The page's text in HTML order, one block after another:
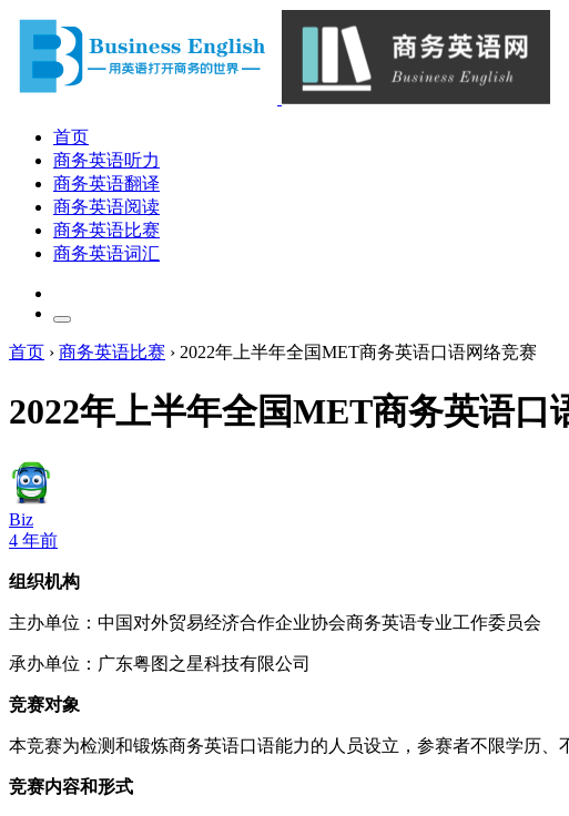
首页
商务英语听力
商务英语翻译
商务英语阅读
商务英语比赛
商务英语词汇
首页 › 商务英语比赛 › 2022年上半年全国MET商务英语口语网络竞赛
2022年上半年全国MET商务英语口
Biz
4 年前
组织机构
主办单位：中国对外贸易经济合作企业协会商务英语专业工作委员会
承办单位：广东粤图之星科技有限公司
竞赛对象
本竞赛为检测和锻炼商务英语口语能力的人员设立，参赛者不限学历、
竞赛内容和形式